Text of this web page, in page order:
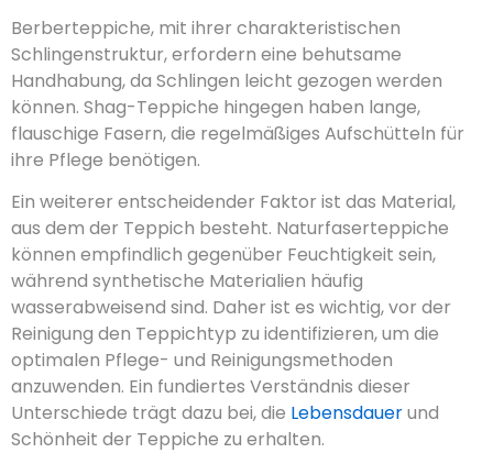
Berberteppiche, mit ihrer charakteristischen
Schlingenstruktur, erfordern eine behutsame
Handhabung, da Schlingen leicht gezogen werden
können. Shag-Teppiche hingegen haben lange,
flauschige Fasern, die regelmäßiges Aufschütteln für
ihre Pflege benötigen.
Ein weiterer entscheidender Faktor ist das Material,
aus dem der Teppich besteht. Naturfaserteppiche
können empfindlich gegenüber Feuchtigkeit sein,
während synthetische Materialien häufig
wasserabweisend sind. Daher ist es wichtig, vor der
Reinigung den Teppichtyp zu identifizieren, um die
optimalen Pflege- und Reinigungsmethoden
anzuwenden. Ein fundiertes Verständnis dieser
Unterschiede trägt dazu bei, die Lebensdauerund
Schönheit der Teppiche zu erhalten.